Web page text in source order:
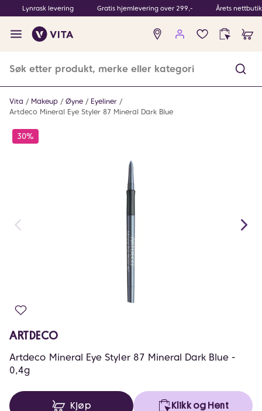
Lynrask levering Gratis hjemlevering over 299,- Årets
Ingen
produkter
Vita Makeup Øyne
Eyeliner
Artdeco Mineral Eye Styler 87 Mineral Dark Blue
30%
ARTDECO
Artdeco Mineral Eye Styler 87 Mineral Dark Blue -
0,4g
Kjøp Klikk og Hent